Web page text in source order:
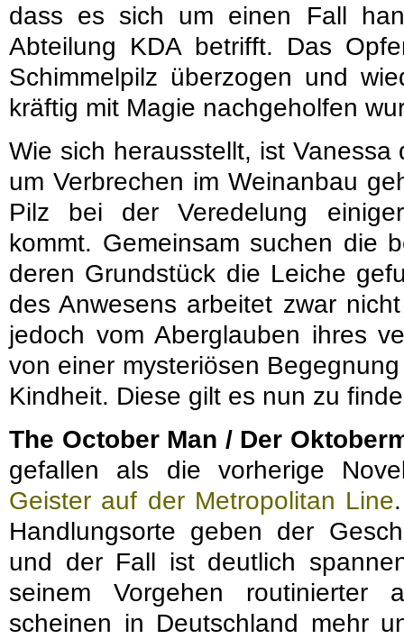
dass es sich um einen Fall
Abteilung KDA betrifft. Das
Schimmelpilz überzogen und
kräftig mit Magie nachgeholfen
Wie sich herausstellt, ist
um Verbrechen im Weinanbau
Pilz bei der Veredelung
kommt. Gemeinsam suchen die
deren Grundstück die Leiche
des Anwesens arbeitet zwar
jedoch vom Aberglauben ihres
von einer mysteriösen
Kindheit. Diese gilt es nun zu
The October Man / Der
gefallen als die vorherige
Geister auf der Metropolitan Line
Handlungsorte geben der
und der Fall ist deutlich
seinem Vorgehen
scheinen in Deutschland mehr